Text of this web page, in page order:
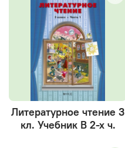
Литературное чтение 3
кл. Учебник В 2-х ч.